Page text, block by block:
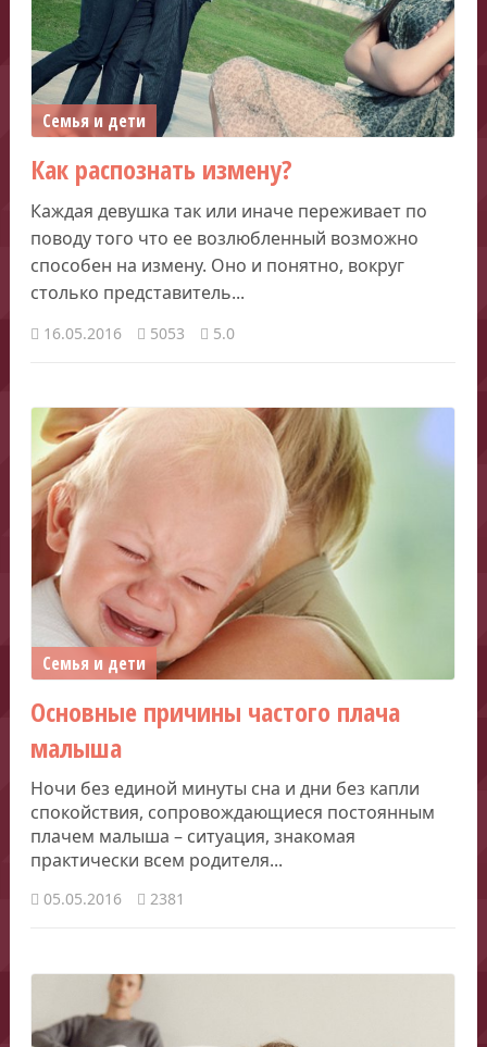
Семья и дети
Как распознать измену?
Каждая девушка так или иначе переживает по
поводу того что ее возлюбленный возможно
способен на измену. Оно и понятно, вокруг
столько представитель...
16.05.2016 5053 5.0
Семья и дети
Основные причины частого плача
малыша
Ночи без единой минуты сна и дни без капли
спокойствия, сопровождающиеся постоянным
плачем малыша – ситуация, знакомая
практически всем родителя...
05.05.2016 2381